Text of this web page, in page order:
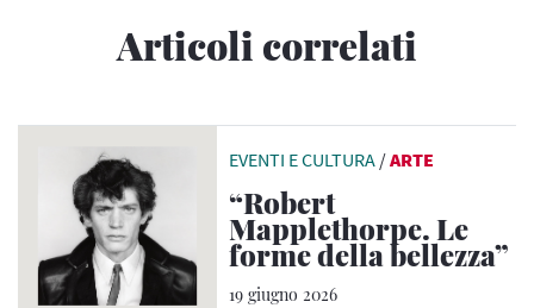
Articoli correlati
EVENTI E CULTURA /ARTE
“Robert
Mapplethorpe. Le
forme della bellezza”
19 giugno 2026